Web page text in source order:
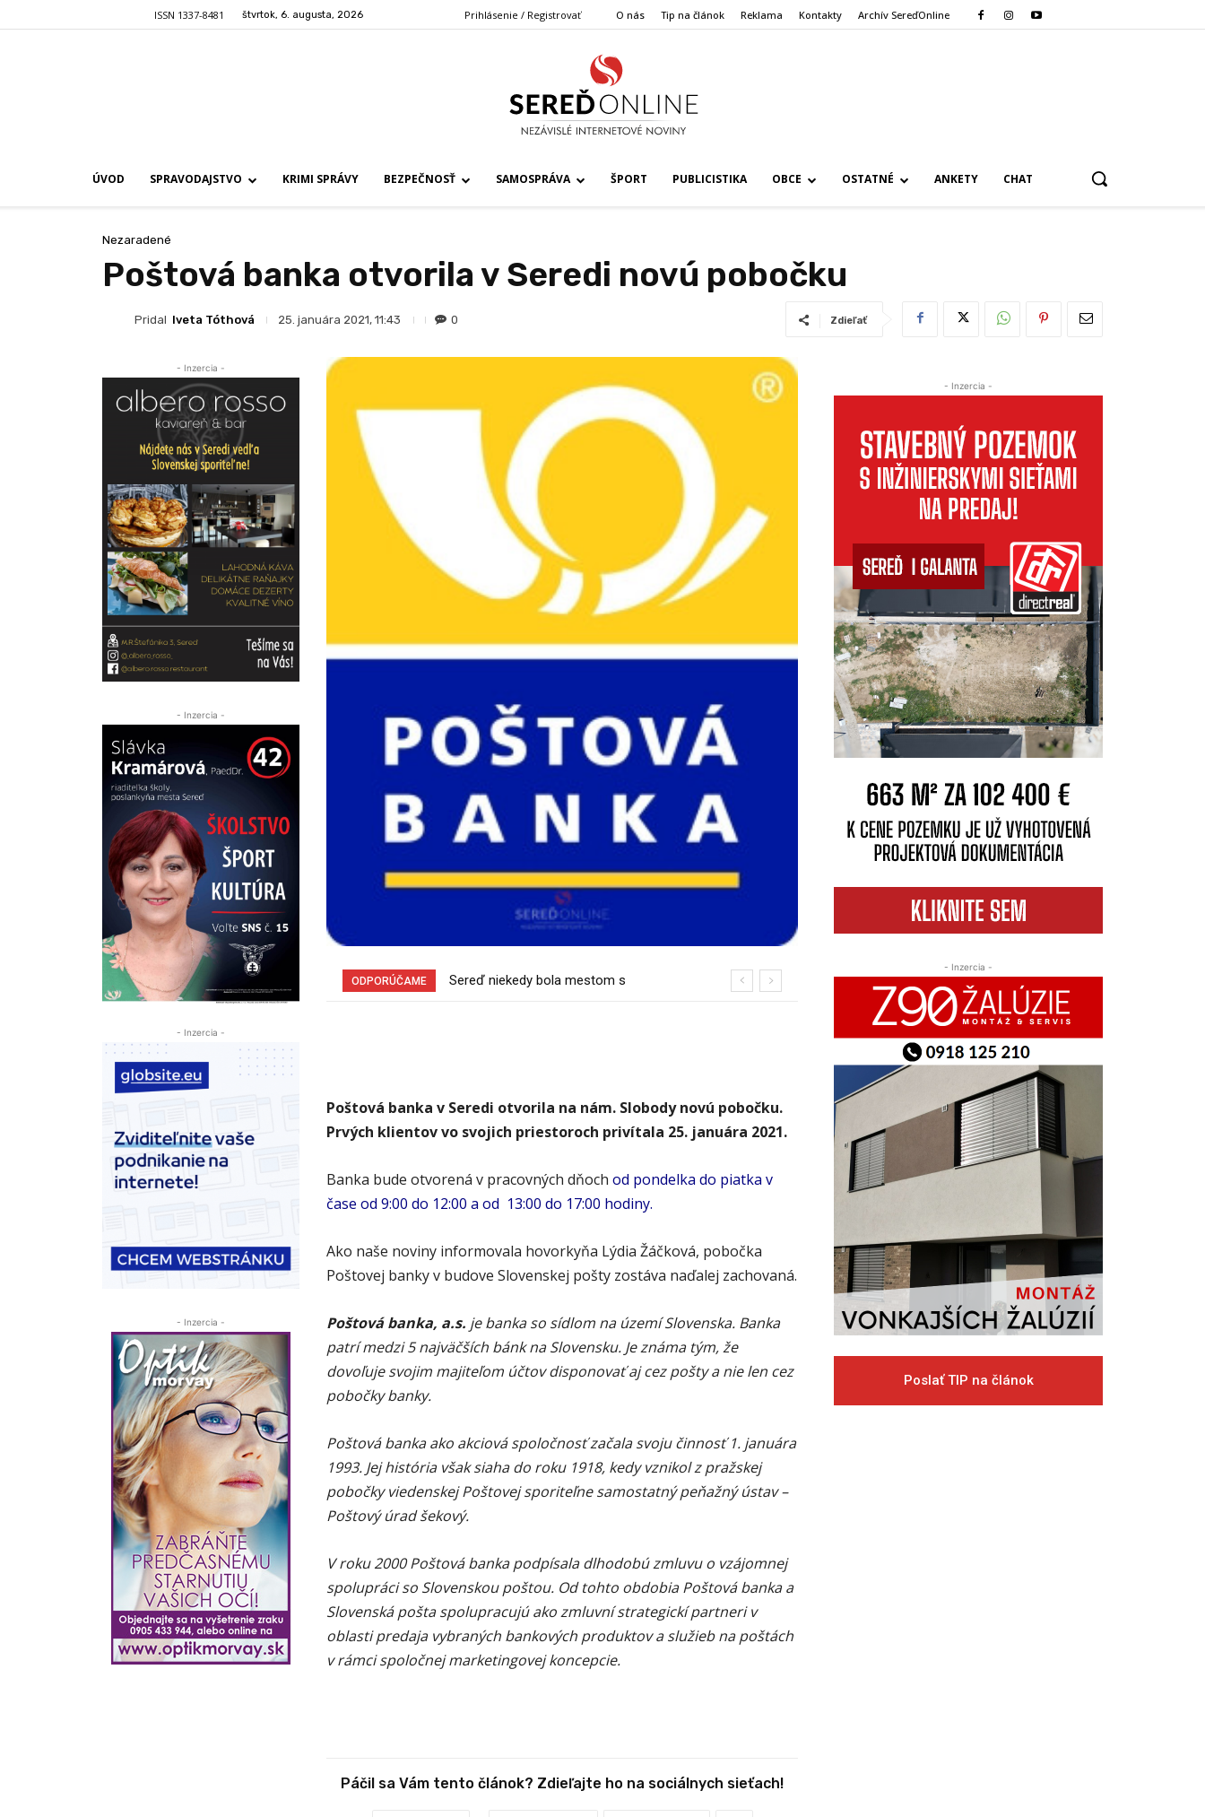
ISSN 1337-8481 štvrtok, 6. augusta, 2026 Prihlásenie / Registrovať O nás Tip na článok Reklama Kontakty Archív SereďOnline
ÚVOD SPRAVODAJSTVO KRIMI SPRÁVY BEZPEČNOSŤ SAMOSPRÁVA ŠPORT PUBLICISTIKA OBCE OSTATNÉ ANKETY CHAT
Nezaradené
Poštová banka otvorila v Seredi novú pobočku
Pridal Iveta Tóthová 25. januára 2021, 11:43 0 Zdieľať
- Inzercia -
- Inzercia -
- Inzercia -
- Inzercia -
ODPORÚČAME
Sereď niekedy bola mestom s
Pri venčení na Jesenského ulici mal
Poštová banka v Seredi otvorila na nám. Slobody novú pobočku.
Prvých klientov vo svojich priestoroch privítala 25. januára 2021.
Banka bude otvorená v pracovných dňoch od pondelka do piatka v
čase od 9:00 do 12:00 a od 13:00 do 17:00 hodiny.
Ako naše noviny informovala hovorkyňa Lýdia Žáčková, pobočka
Poštovej banky v budove Slovenskej pošty zostáva naďalej zachovaná.
Poštová banka, a.s. je banka so sídlom na území Slovenska. Banka
patrí medzi 5 najväčších bánk na Slovensku. Je známa tým, že
dovoľuje svojim majiteľom účtov disponovať aj cez pošty a nie len cez
pobočky banky.
Poštová banka ako akciová spoločnosť začala svoju činnosť 1. januára
1993. Jej história však siaha do roku 1918, kedy vznikol z pražskej
pobočky viedenskej Poštovej sporiteľne samostatný peňažný ústav –
Poštový úrad šekový.
V roku 2000 Poštová banka podpísala dlhodobú zmluvu o vzájomnej
spolupráci so Slovenskou poštou. Od tohto obdobia Poštová banka a
Slovenská pošta spolupracujú ako zmluvní strategickí partneri v
oblasti predaja vybraných bankových produktov a služieb na poštách
v rámci spoločnej marketingovej koncepcie.
Páčil sa Vám tento článok? Zdieľajte ho na sociálnych sieťach!
- Inzercia -
- Inzercia -
Poslať TIP na článok